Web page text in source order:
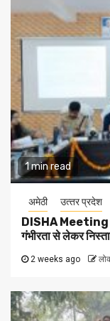
1 min read
अमेठी उत्‍तर प्रदेश
DISHA Meeting :
गंभीरता से लेकर
2 weeks ago